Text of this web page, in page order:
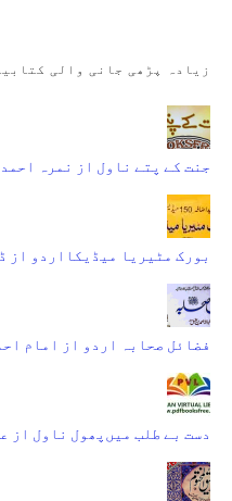
زیادہ پڑھی جانی والی
جنت کے پتے ناول از نمرہ احمد
بورک مٹیریا میڈیکااردو از
فضائل صحابہ اردو از امام
دست بے طلب میں‌پھول ناول از